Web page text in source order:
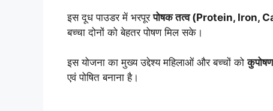
इस दूध पाउडर में भरपूरपोषक तत्व (Protein, Iron,
बच्चा दोनों को बेहतर पोषण मिल सके।
इस योजना का मुख्य उद्देश्य महिलाओं और बच्चों को
एवं पोषित बनाना है।